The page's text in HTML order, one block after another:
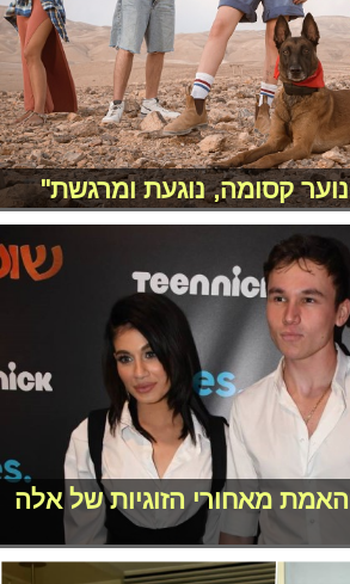
קסומה, נוגעת ומרגשת"
מאחורי הזוגיות של אלה